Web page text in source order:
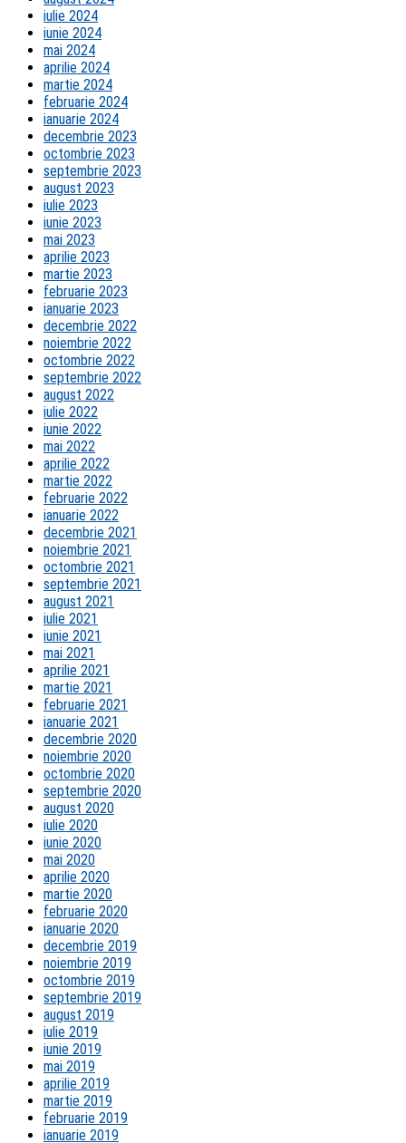
iulie 2024
iunie 2024
mai 2024
aprilie 2024
martie 2024
februarie 2024
ianuarie 2024
decembrie 2023
octombrie 2023
septembrie 2023
august 2023
iulie 2023
iunie 2023
mai 2023
aprilie 2023
martie 2023
februarie 2023
ianuarie 2023
decembrie 2022
noiembrie 2022
octombrie 2022
septembrie 2022
august 2022
iulie 2022
iunie 2022
mai 2022
aprilie 2022
martie 2022
februarie 2022
ianuarie 2022
decembrie 2021
noiembrie 2021
octombrie 2021
septembrie 2021
august 2021
iulie 2021
iunie 2021
mai 2021
aprilie 2021
martie 2021
februarie 2021
ianuarie 2021
decembrie 2020
noiembrie 2020
octombrie 2020
septembrie 2020
august 2020
iulie 2020
iunie 2020
mai 2020
aprilie 2020
martie 2020
februarie 2020
ianuarie 2020
decembrie 2019
noiembrie 2019
octombrie 2019
septembrie 2019
august 2019
iulie 2019
iunie 2019
mai 2019
aprilie 2019
martie 2019
februarie 2019
ianuarie 2019